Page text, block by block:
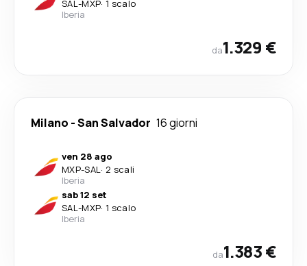
SAL-MXP· 1 scalo
Iberia
da1.329 €
Milano -San Salvador 16 giorni
ven 28 ago
MXP-SAL· 2 scali
Iberia
sab 12 set
SAL-MXP· 1 scalo
Iberia
da1.383 €